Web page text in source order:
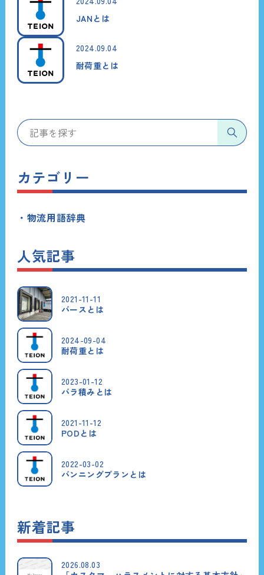
JANとは
2024.09.04
耐荷重とは
カテゴリー
物流用語辞典
人気記事
2021-11-11
バースとは
2024-09-04
耐荷重とは
2023-01-12
バラ積みとは
2021-11-12
PODとは
2022-03-02
バンニングプランとは
新着記事
2026.08.03